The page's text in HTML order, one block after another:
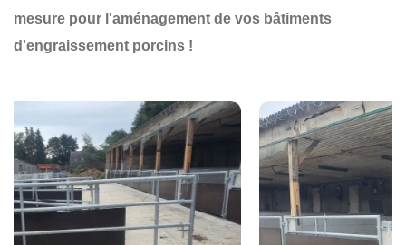
mesure pour l'aménagement de vos bâtiments
d'engraissement porcins !